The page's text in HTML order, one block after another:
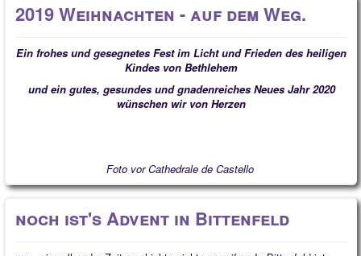
2019 Weihnachten - auf dem Weg.
Ein frohes und gesegnetes Fest im Licht und Frieden des heiligen
Kindes von Bethlehem
und ein gutes, gesundes und gnadenreiches Neues Jahr 2020
wünschen wir von Herzen
Foto vor Cathedrale de Castello
noch ist's Advent in Bittenfeld